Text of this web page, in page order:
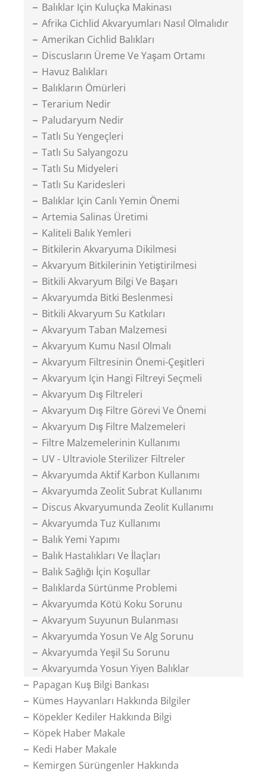
Balıklar Için Kuluçka Makinası
Afrika Cichlid Akvaryumları Nasıl Olmalıdır
Amerikan Cichlid Balıkları
Discusların Üreme Ve Yaşam Ortamı
Havuz Balıkları
Balıkların Ömürleri
Terarium Nedir
Paludaryum Nedir
Tatlı Su Yengeçleri
Tatlı Su Salyangozu
Tatlı Su Midyeleri
Tatlı Su Karidesleri
Balıklar Için Canlı Yemin Önemi
Artemia Salinas Üretimi
Kaliteli Balık Yemleri
Bitkilerin Akvaryuma Dikilmesi
Akvaryum Bitkilerinin Yetiştirilmesi
Bitkili Akvaryum Bilgi Ve Başarı
Akvaryumda Bitki Beslenmesi
Bitkili Akvaryum Su Katkıları
Akvaryum Taban Malzemesi
Akvaryum Kumu Nasıl Olmalı
Akvaryum Filtresinin Önemi-Çeşitleri
Akvaryum Için Hangi Filtreyi Seçmeli
Akvaryum Dış Filtreleri
Akvaryum Dış Filtre Görevi Ve Önemi
Akvaryum Dış Filtre Malzemeleri
Filtre Malzemelerinin Kullanımı
UV - Ultraviole Sterilizer Filtreler
Akvaryumda Aktif Karbon Kullanımı
Akvaryumda Zeolit Subrat Kullanımı
Discus Akvaryumunda Zeolit Kullanımı
Akvaryumda Tuz Kullanımı
Balık Yemi Yapımı
Balık Hastalıkları Ve İlaçları
Balık Sağlığı İçin Koşullar
Balıklarda Sürtünme Problemi
Akvaryumda Kötü Koku Sorunu
Akvaryum Suyunun Bulanması
Akvaryumda Yosun Ve Alg Sorunu
Akvaryumda Yeşil Su Sorunu
Akvaryumda Yosun Yiyen Balıklar
Papagan Kuş Bilgi Bankası
Kümes Hayvanları Hakkında Bilgiler
Köpekler Kediler Hakkında Bilgi
Köpek Haber Makale
Kedi Haber Makale
Kemirgen Sürüngenler Hakkında